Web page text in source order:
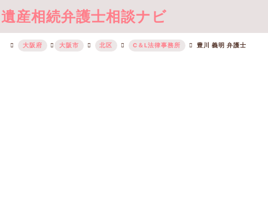
遺産相続弁護士相談ナビ
大阪府 大阪市 北区 C＆L法律事務所 豊川 義明 弁護士